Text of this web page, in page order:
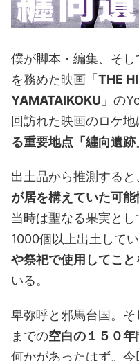
僕が脚本・編集、そ
を務めた映画「THE
YAMATAIKOKU 」の
回訪れた映画のロケ地
る重要地点「纒向遺跡
出土品から推測すると
が居を構えていた可
当時は聖なる果実とし
1000個以上出土してい
や祭祀で使用してこ
いる。
卑弥呼と邪馬台国。そ
までの空白の１５０年
何かがあったはず。